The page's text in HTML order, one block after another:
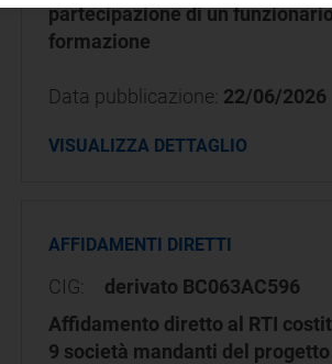
partecipazione di un
formazione
Data pubblicazione: 22/06/2026
VISUALIZZA DETTAGLIO
AFFIDAMENTI DIRETTI
CIG:
derivato BC063AC596
Affidamento diretto al RTI
9 società mandanti del